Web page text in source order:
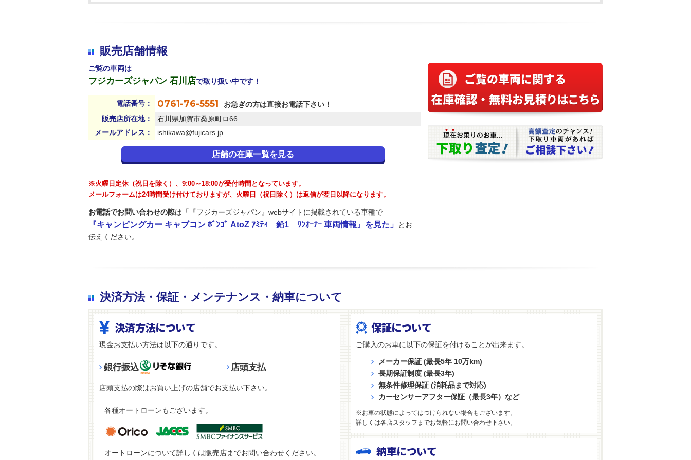
販売店舗情報
ご覧の車両は
フジカーズジャパン 石川店で取り扱い中です！
電話番号： 0761-76-5551
お急ぎの方は直接お電話下さい！
販売店所在地：
石川県加賀市桑原町ロ66
メールアドレス：
ishikawa@fujicars.jp
店舗の在庫一覧を見る
※火曜日定休（祝日を除く）、9:00～18:00が受付時間となっています。
メールフォームは24時間受け付けておりますが、火曜日（祝日除く）は返信が翌日以降になります。
お電話でお問い合わせの際は「『フジカーズジャパン』webサイトに掲載されている車種で
『キャンピングカー キャブコン ﾎﾞﾝｺﾞ AtoZ ｱﾐﾃｨ 鉛1 ﾜﾝｵｰﾅｰ 車両情報』を見た」
とお
伝えください。
決済方法・保証・メンテナンス・納車について
決済方法について
現金お支払い方法は以下の通りです。
銀行振込 店頭支払
店頭支払の際はお買い上げの店舗でお支払い下さい。
各種オートローンもございます。
オートローンについて詳しくは販売店までお問い合わせください。
保証について
ご購入のお車に以下の保証を付けることが出来ます。
メーカー保証 (最長5年 10万km)
長期保証制度 (最長3年)
無条件修理保証 (消耗品まで対応)
カーセンサーアフター保証（最長3年）など
※お車の状態によってはつけられない場合もございます。
詳しくは各店スタッフまでお気軽にお問い合わせ下さい。
納車について